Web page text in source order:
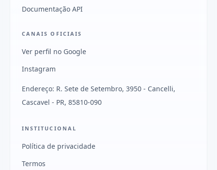
Documentação API
CANAIS OFICIAIS
Ver perfil no Google
Instagram
Endereço: R. Sete de Setembro, 3950 - Cancelli,
Cascavel - PR, 85810-090
INSTITUCIONAL
Política de privacidade
Termos